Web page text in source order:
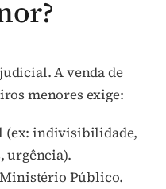
A venda de
menores exige:
(ex: indivisibilidade,
urgência).
Público.